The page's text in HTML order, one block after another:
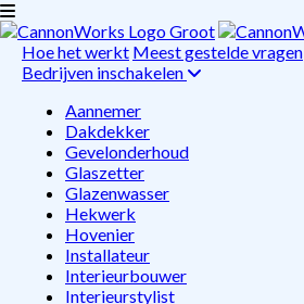
Hoe het werkt Meest gestelde vragen
Bedrijven inschakelen
Aannemer
Dakdekker
Gevelonderhoud
Glaszetter
Glazenwasser
Hekwerk
Hovenier
Installateur
Interieurbouwer
Interieurstylist